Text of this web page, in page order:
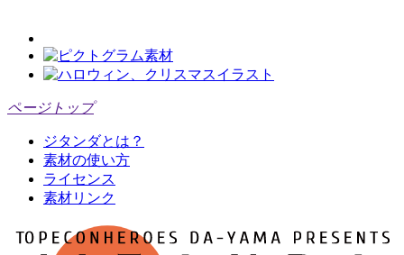
ページトップ
ジタンダとは？
素材の使い方
ライセンス
素材リンク